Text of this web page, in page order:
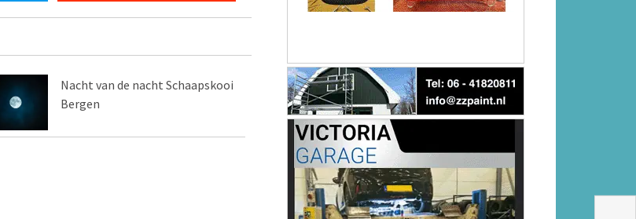
Nacht van de nacht Schaapskooi
Bergen